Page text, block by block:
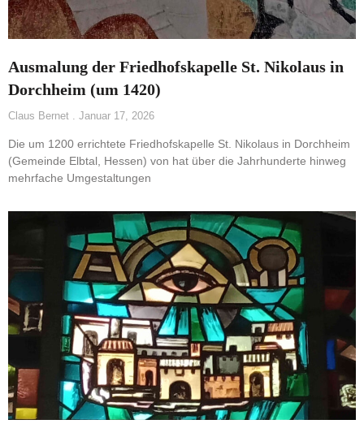
Ausmalung der Friedhofskapelle St. Nikolaus in
Dorchheim (um 1420)
Claus Bernet Januar 17, 2026
Die um 1200 errichtete Friedhofskapelle St. Nikolaus in Dorchheim
(Gemeinde Elbtal, Hessen) von hat über die Jahrhunderte hinweg
mehrfache Umgestaltungen